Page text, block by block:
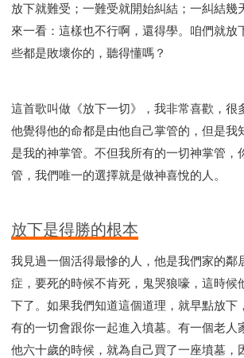
放下就難受；一難受就開始糾結；一糾結幾
來一看：這樣也不行啊，還得學。咱們就放
些都是敗壞你的，聽得懂嗎？
這首歌叫做《放下一切》，我非常喜歡，很
他覺得他的命都是由他自己掌管的，但是我
是我的神掌管。不但我所有的一切神掌管，
管，我們唯一的選擇就是做神喜悅的人。
放下是得勝的根本
我見過一個活得最慘的人，他是我們家的鄰
症，要死的時候不肯死，鬼哭狼嚎，這時候
下了。如果我們知道這個道理，就早點放下
有的一切會跟你一起進入墳墓。有一個老人
他六十歲的時候，就為自己買了一座墳墓，